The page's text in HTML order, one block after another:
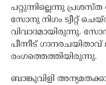
പറ്റുന്നില്ലെന്നു
സോനു നിഗം ട്വീറ്റ്
വിവാദമായിരുന്നു.
പീന്നീട്
രംഗത്തെത്തിയിരുന്നു.
ബാങ്കുവിളി